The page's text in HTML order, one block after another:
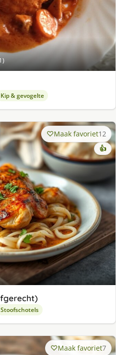
Kip & gevogelte
Maak favoriet12
👍
Stoofschotels
Maak favoriet7